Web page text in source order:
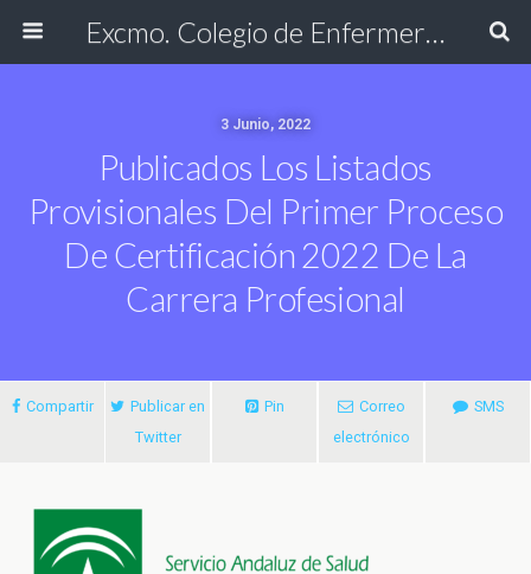
Excmo. Colegio de Enfermería de Cádiz
3 Junio, 2022
Publicados Los Listados
Provisionales Del Primer Proceso
De Certificación 2022 De La
Carrera Profesional
Compartir
Publicar en
Twitter
Pin
Correo
electrónico
SMS